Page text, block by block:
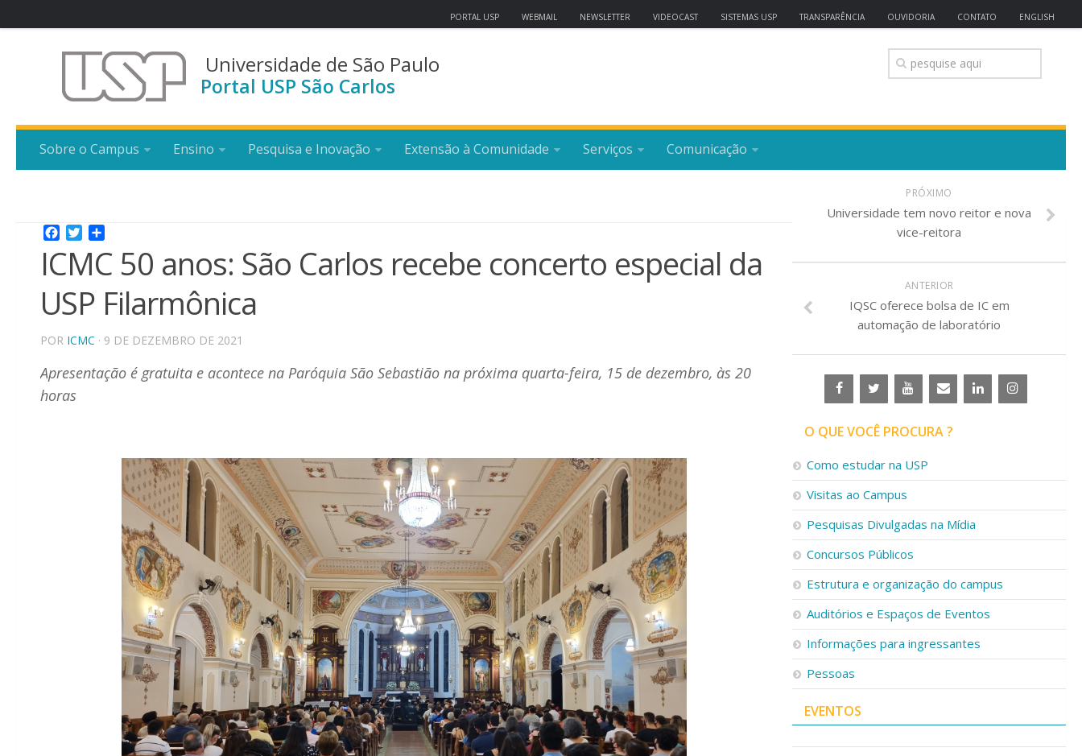
PORTAL USP WEBMAIL NEWSLETTER VIDEOCAST SISTEMAS USP TRANSPARÊNCIA OUVIDORIA CONTATO ENGLISH
Universidade de São Paulo
Portal USP São Carlos
Sobre o Campus Ensino Pesquisa e Inovação Extensão à Comunidade Serviços Comunicação
Facebook
Twitter
ICMC 50 anos: São Carlos recebe concerto especial da
USP Filarmônica
POR ICMC · 9 DE DEZEMBRO DE 2021
Apresentação é gratuita e acontece na Paróquia São Sebastião na próxima quarta-feira, 15 de dezembro, às 20
horas
PRÓXIMO
Universidade tem novo reitor e nova
vice-reitora
ANTERIOR
IQSC oferece bolsa de IC em
automação de laboratório
O QUE VOCÊ PROCURA ?
Como estudar na USP
Visitas ao Campus
Pesquisas Divulgadas na Mídia
Concursos Públicos
Estrutura e organização do campus
Auditórios e Espaços de Eventos
Informações para ingressantes
Pessoas
EVENTOS